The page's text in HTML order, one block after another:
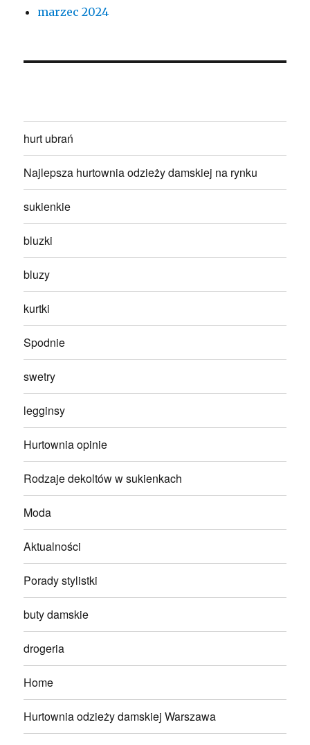
marzec 2024
hurt ubrań
Najlepsza hurtownia odzieży damskiej na rynku
sukienkie
bluzki
bluzy
kurtki
Spodnie
swetry
legginsy
Hurtownia opinie
Rodzaje dekoltów w sukienkach
Moda
Aktualności
Porady stylistki
buty damskie
drogeria
Home
Hurtownia odzieży damskiej Warszawa